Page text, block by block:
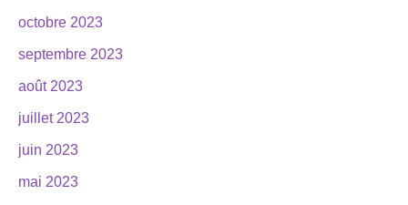
octobre 2023
septembre 2023
août 2023
juillet 2023
juin 2023
mai 2023